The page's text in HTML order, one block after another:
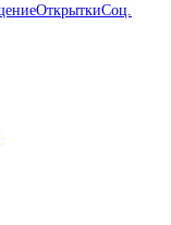
ОткрыткиСоц.